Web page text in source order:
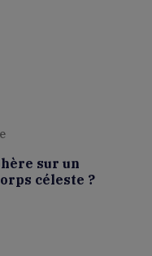
sur un
céleste ?